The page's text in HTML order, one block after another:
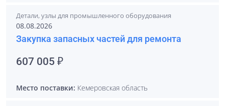
Детали, узлы для промышленного оборудования
08.08.2026
Закупка запасных частей для ремонта
607 005 ₽
Место поставки: Кемеровская область